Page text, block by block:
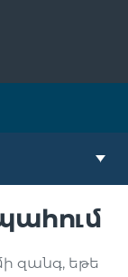
զանգ, եթե